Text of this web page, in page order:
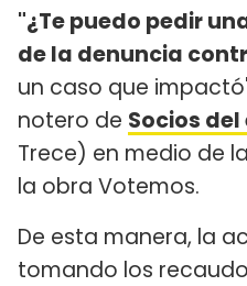
"¿Te puedo pedir
de la denuncia
un caso que
notero de Socios
Trece) en medio de
la obra Votemos.
De esta manera, la
tomando los